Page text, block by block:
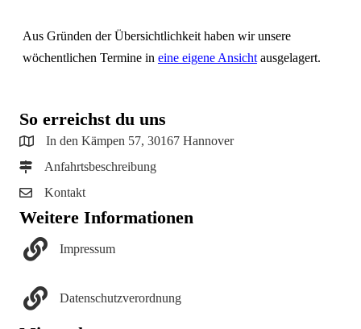
Aus Gründen der Übersichtlichkeit haben wir unsere
wöchentlichen Termine in eine eigene Ansicht ausgelagert.
So erreichst du uns
In den Kämpen 57, 30167 Hannover
Anfahrtsbeschreibung
Kontakt
Weitere Informationen
Impressum
Datenschutzverordnung